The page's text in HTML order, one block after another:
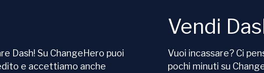
Dash! Su ChangeHero puoi
e accettiamo anche
Vendi
Vuoi incassare? Ci
pochi minuti su